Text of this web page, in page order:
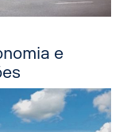
e